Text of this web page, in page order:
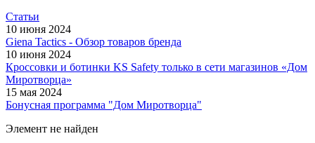
Статьи
10 июня 2024
Giena Tactics - Обзор товаров бренда
10 июня 2024
Кроссовки и ботинки KS Safety только в сети магазинов «Дом
Миротворца»
15 мая 2024
Бонусная программа "Дом Миротворца"
Элемент не найден